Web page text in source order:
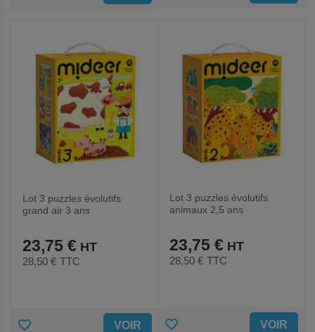
Lot 3 puzzles évolutifs
grand air 3 ans
23,75 €
28,50 € TTC
AJOUTER VOIR
Lot 3 puzzles évolutifs
animaux 2,5 ans
23,75 €
28,50 € TTC
AJOUTER VOIR